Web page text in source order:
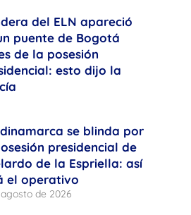
del ELN apareció
puente de Bogotá
de la posesión
esto dijo la
se blinda por
presidencial de
de la Espriella: así
el operativo
de 2026